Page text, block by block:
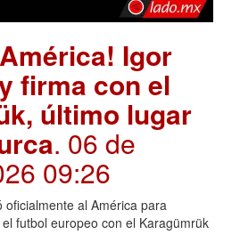
Igor
firma con el
último lugar
. 06 de
09:26
oficialmente al América para
futbol europeo con el Karagümrük